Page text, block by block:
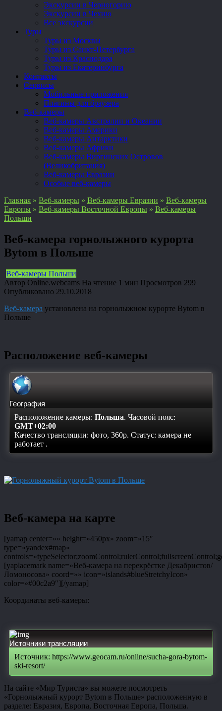
Экскурсии в Черногорию
Экскурсии в Чехию
Все экскурсии
Туры
Туры из Москвы
Туры из Санкт-Петербурга
Туры из Краснодара
Туры из Екатеринбурга
Контакты
Сервисы
Мобильные приложения
Плагины для браузера
Веб-камеры
Веб-камеры Австралии и Океании
Веб-камеры Америки
Веб-камеры Антарктики
Веб-камеры Африки
Веб-камеры Виргинских Островов
(Великобритания)
Веб-камеры Евразии
Особые веб-камеры
Главная » Веб-камеры » Веб-камеры Евразии » Веб-камеры
Европы » Веб-камеры Восточной Европы » Веб-камеры
Польши
Веб-камера горнолыжного курорта
Bytom в Польше
Веб-камеры Польши
Автор Online.webcams На чтение 1 мин Просмотров 299
Опубликовано 29.10.2018
Веб-камера установлена на горнолыжном курорте Bytom в
Польше
Расположение веб-камеры
География
Расположение камеры: Польша. Часовой пояс:
GMT+02:00
Качество трансляции: фото, 360p. Статус: камера не
работает .
Веб-камера на карте
[yamap center=»» height=»450px» zoom=»15″
type=»yandex#map»
[yaplacemark name=»Веб-камера на перекрёстке Декабристов/
Ломоносова» coord=»» icon=»islands#blueStretchyIcon»
color=»#00c2a9″][/yamap]
Координаты веб-камеры:
Источники трансляции
Источник: https://www.geocam.ru/online/sucha-gora-bytom-
ski-resort/
На сайте «Мир Туриста» вы можете посмотреть
«Горнолыжный курорт Bytom в Польше» расположенную в
разделе: Евразия, Европа, Восточная Европа, Польша.